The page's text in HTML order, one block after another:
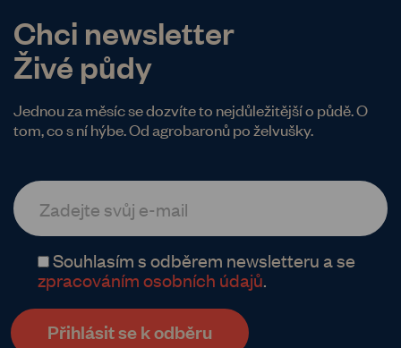
Chci newsletter
Živé půdy
Jednou za měsíc se dozvíte to nejdůležitější o půdě. O
tom, co s ní hýbe. Od agrobaronů po želvušky.
Souhlasím s odběrem newsletteru a se
zpracováním osobních údajů.